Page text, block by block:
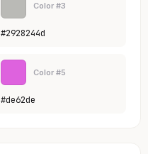
Color #3
#2928244d
Color #5
#de62de